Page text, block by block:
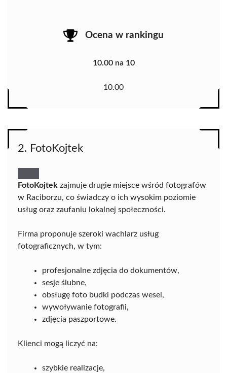
Ocena w rankingu
10.00 na 10
10.00
2. FotoKojtek
FotoKojtek zajmuje drugie miejsce wśród fotografów
w Raciborzu, co świadczy o ich wysokim poziomie
usług oraz zaufaniu lokalnej społeczności.
Firma proponuje szeroki wachlarz usług
fotograficznych, w tym:
profesjonalne zdjęcia do dokumentów,
sesje ślubne,
obsługę foto budki podczas wesel,
wywoływanie fotografii,
zdjęcia paszportowe.
Klienci mogą liczyć na:
szybkie realizacje,